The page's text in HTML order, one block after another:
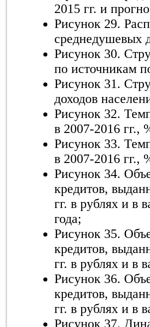
2015 гг. и
Рисунок 29.
среднедушевых
Рисунок 30.
по источникам
Рисунок 31.
доходов
Рисунок 32.
в 2007-2016 гг.,
Рисунок 33.
в 2007-2016 гг.,
Рисунок 34.
кредитов,
гг. в рублях и в
года;
Рисунок 35.
кредитов,
гг. в рублях и в
Рисунок 36.
кредитов,
гг. в рублях и в
Рисунок 37.